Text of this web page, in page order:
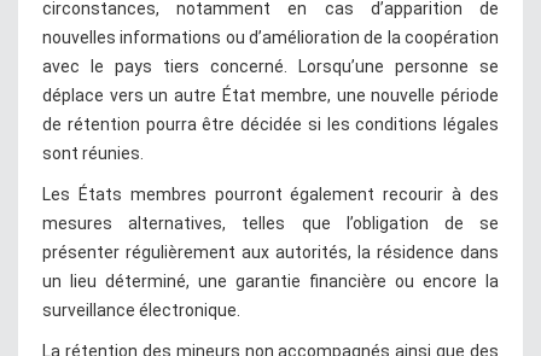
circonstances, notamment en cas d’apparition de
nouvelles informations ou d’amélioration de la coopération
avec le pays tiers concerné. Lorsqu’une personne se
déplace vers un autre État membre, une nouvelle période
de rétention pourra être décidée si les conditions légales
sont réunies.
Les États membres pourront également recourir à des
mesures alternatives, telles que l’obligation de se
présenter régulièrement aux autorités, la résidence dans
un lieu déterminé, une garantie financière ou encore la
surveillance électronique.
La rétention des mineurs non accompagnés ainsi que des